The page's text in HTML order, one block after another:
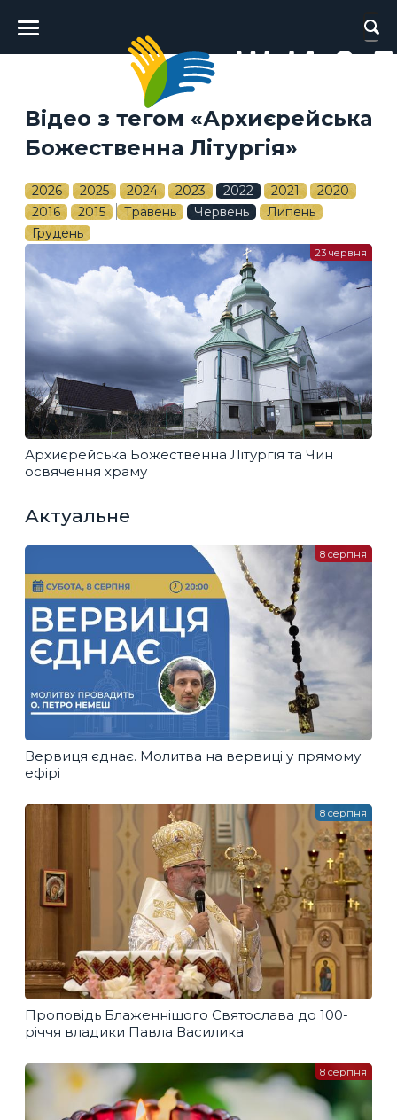
Головне
меню
Відео з тегом «Архиєрейська
Божественна Літургія»
2026 2025 2024 2023 2022 2021
2020
2016
2015 Травень Червень
Липень
Грудень
Архиєрейська Божественна Літургія та Чин
освячення храму
23 червня
Актуальне
Вервиця єднає. Молитва на вервиці у прямому
ефірі
8 серпня
Проповідь Блаженнішого Святослава до 100-
річчя владики Павла Василика
8 серпня
8 серпня